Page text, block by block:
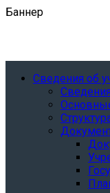
Баннер
Сведения об